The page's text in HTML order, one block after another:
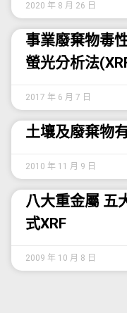
2020 年 8 月 26 日
事業廢棄物毒
螢光分析法
2017 年 6 月 7 日
土壤及廢棄物
2010 年 11 月 9 日
八大重金屬 五
式XRF
2009 年 10 月 8 日